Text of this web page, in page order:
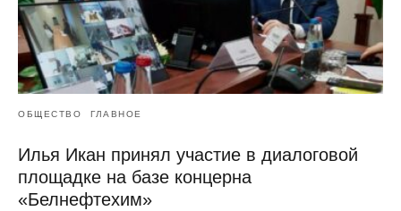
ОБЩЕСТВО ГЛАВНОЕ
Илья Икан принял участие в диалоговой
площадке на базе концерна
«Белнефтехим»